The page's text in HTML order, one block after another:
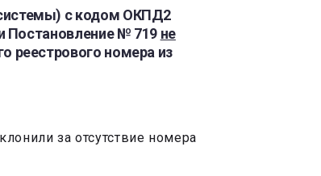
системы) с кодом ОКПД2
Постановление № 719 не
реестрового номера из
за отсутствие номера